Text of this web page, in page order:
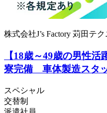
株式会社J’s Factory 苅田テ
【18歳～49歳の男性
寮完備 車体製造スタ
スペシャル
交替制